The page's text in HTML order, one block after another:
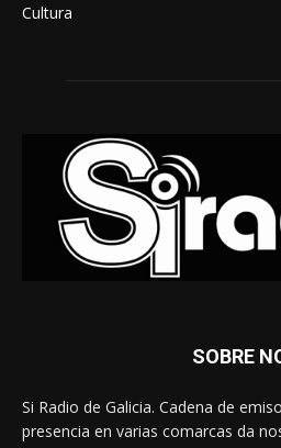
Cultura
SOBRE
Si Radio de Galicia. Cadena de
presencia en varias comarcas da